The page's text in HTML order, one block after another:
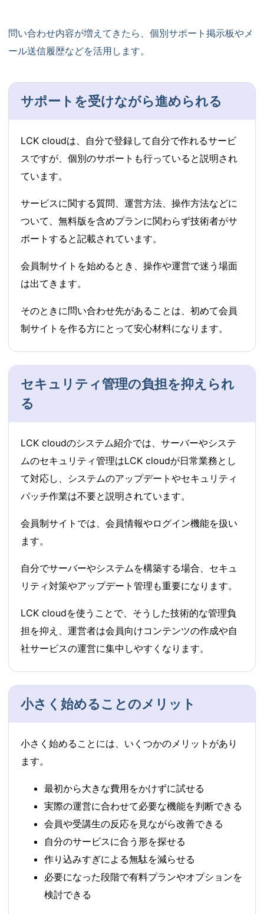
問い合わせ内容が増えてきたら、個別サポート掲示板やメ
ール送信履歴などを活用します。
サポートを受けながら進められる
LCK cloudは、自分で登録して自分で作れるサービ
スですが、個別のサポートも行っていると説明され
ています。
サービスに関する質問、運営方法、操作方法などに
ついて、無料版を含めプランに関わらず技術者がサ
ポートすると記載されています。
会員制サイトを始めるとき、操作や運営で迷う場面
は出てきます。
そのときに問い合わせ先があることは、初めて会員
制サイトを作る方にとって安心材料になります。
セキュリティ管理の負担を抑えられ
る
LCK cloudのシステム紹介では、サーバーやシステ
ムのセキュリティ管理はLCK cloudが日常業務とし
て対応し、システムのアップデートやセキュリティ
パッチ作業は不要と説明されています。
会員制サイトでは、会員情報やログイン機能を扱い
ます。
自分でサーバーやシステムを構築する場合、セキュ
リティ対策やアップデート管理も重要になります。
LCK cloudを使うことで、そうした技術的な管理負
担を抑え、運営者は会員向けコンテンツの作成や自
社サービスの運営に集中しやすくなります。
小さく始めることのメリット
小さく始めることには、いくつかのメリットがあり
ます。
最初から大きな費用をかけずに試せる
実際の運営に合わせて必要な機能を判断できる
会員や受講生の反応を見ながら改善できる
自分のサービスに合う形を探せる
作り込みすぎによる無駄を減らせる
必要になった段階で有料プランやオプションを
検討できる